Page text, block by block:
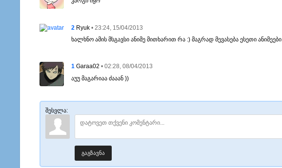
2 Ryuk • 23:24, 15/04/2013
ხალხნო ამის მსგავსი ანიმე მითხარით რა :) მაგრად მევასება ესეთი ანიმეები
1 Garaa02 • 02:28, 08/04/2013
აუუ მაგარიაა ძააან ))
შესვლა:
გაგზავნა